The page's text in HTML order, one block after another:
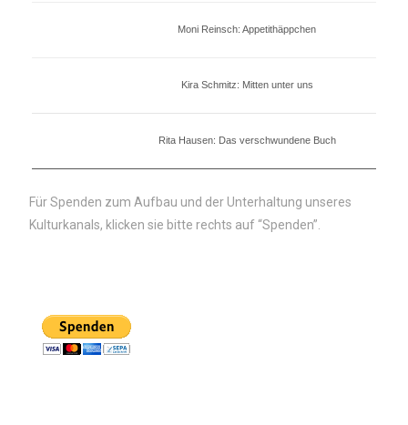
Moni Reinsch: Appetithäppchen
Kira Schmitz: Mitten unter uns
Rita Hausen: Das verschwundene Buch
Für Spenden zum Aufbau und der Unterhaltung unseres
Kulturkanals, klicken sie bitte rechts auf “Spenden”.